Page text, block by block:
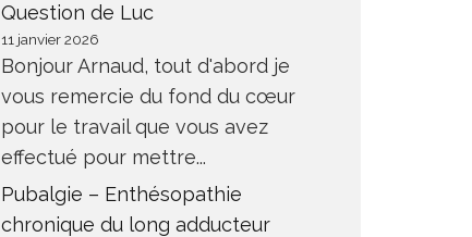
Question de Luc
11 janvier 2026
Bonjour Arnaud, tout d'abord je
vous remercie du fond du cœur
pour le travail que vous avez
effectué pour mettre...
Pubalgie – Enthésopathie
chronique du long adducteur